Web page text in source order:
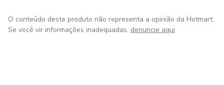
O conteúdo deste produto não representa a opinião da Hotmart.
Se você vir informações inadequadas, denuncie aqui